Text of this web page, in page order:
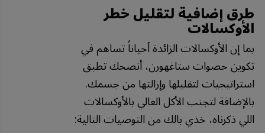
طرق إضافية لتقليل خطر
الأوكسالات
بما إن الأوكسالات الزائدة أحياناً تساهم في
تكوين حصوات ستاغهورن، أنصحك تطبق
استراتيجيات لتقليلها وإزالتها من جسمك.
بالإضافة لتجنب الأكل العالي بالأوكسالات
اللي ذكرناه، خذي بالك من التوصيات التالية: